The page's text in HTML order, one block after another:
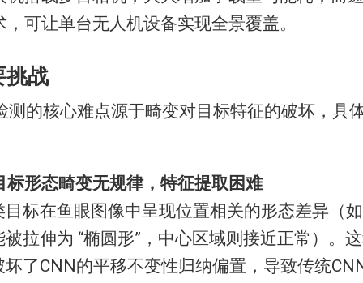
可让单台无人机设备实现全景覆盖。
挑战
测的核心难点源于畸变对目标特征的破坏，具
标形态畸变无规律，特征提取困难
目标在鱼眼图像中呈现位置相关的形态差异（
被拉伸为 “椭圆形”，中心区域则接近正常）。
坏了CNN的平移不变性归纳偏置，导致传统